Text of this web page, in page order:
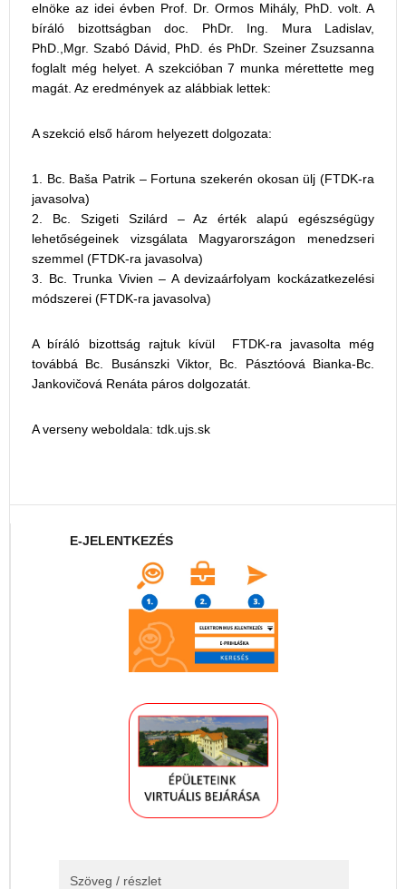
elnöke az idei évben Prof. Dr. Ormos Mihály, PhD. volt. A
bíráló bizottságban doc. PhDr. Ing. Mura Ladislav,
PhD.,Mgr. Szabó Dávid, PhD. és PhDr. Szeiner Zsuzsanna
foglalt még helyet. A szekcióban 7 munka mérettette meg
magát. Az eredmények az alábbiak lettek:
A szekció első három helyezett dolgozata:
Bc. Baša Patrik – Fortuna szekerén okosan ülj (FTDK-ra
javasolva)
Bc. Szigeti Szilárd – Az érték alapú egészségügy
lehetőségeinek vizsgálata Magyarországon menedzseri
szemmel (FTDK-ra javasolva)
Bc. Trunka Vivien – A devizaárfolyam kockázatkezelési
módszerei (FTDK-ra javasolva)
A bíráló bizottság rajtuk kívül FTDK-ra javasolta még
továbbá Bc. Busánszki Viktor, Bc. Pásztóová Bianka-Bc.
Jankovičová Renáta páros dolgozatát.
A verseny weboldala: tdk.ujs.sk
E-JELENTKEZÉS
Szöveg / részlet